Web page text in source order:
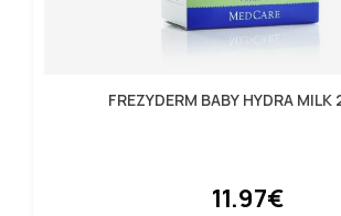
FREZYDERM BABY HYDRA
11.97€